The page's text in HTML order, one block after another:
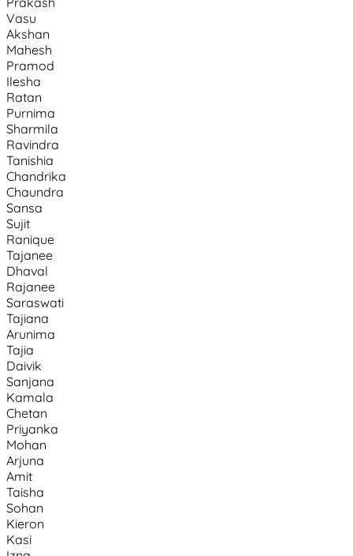
Vasu
Akshan
Mahesh
Pramod
Ilesha
Ratan
Purnima
Sharmila
Ravindra
Tanishia
Chandrika
Chaundra
Sansa
Sujit
Ranique
Tajanee
Dhaval
Rajanee
Saraswati
Tajiana
Arunima
Tajia
Daivik
Sanjana
Kamala
Chetan
Priyanka
Mohan
Arjuna
Amit
Taisha
Sohan
Kieron
Kasi